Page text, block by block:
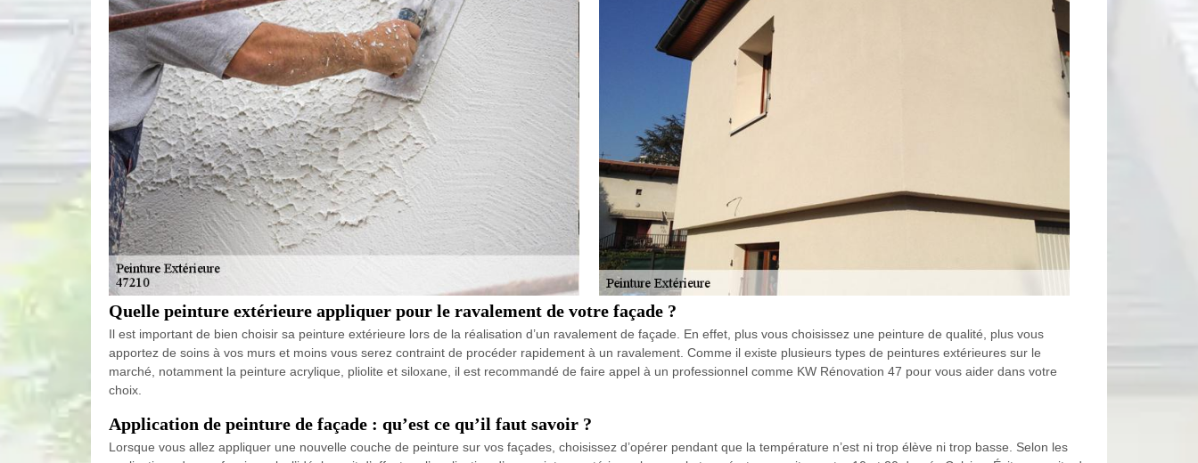
Quelle peinture extérieure appliquer pour le ravalement de votre façade ?
Il est important de bien choisir sa peinture extérieure lors de la réalisation d’un ravalement de façade. En effet, plus vous choisissez une peinture de qualité, plus vous
apportez de soins à vos murs et moins vous serez contraint de procéder rapidement à un ravalement. Comme il existe plusieurs types de peintures extérieures sur le
marché, notamment la peinture acrylique, pliolite et siloxane, il est recommandé de faire appel à un professionnel comme KW Rénovation 47 pour vous aider dans votre
choix.
Application de peinture de façade : qu’est ce qu’il faut savoir ?
Lorsque vous allez appliquer une nouvelle couche de peinture sur vos façades, choisissez d’opérer pendant que la température n’est ni trop élève ni trop basse. Selon les